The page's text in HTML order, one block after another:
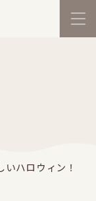
いハロウィン！